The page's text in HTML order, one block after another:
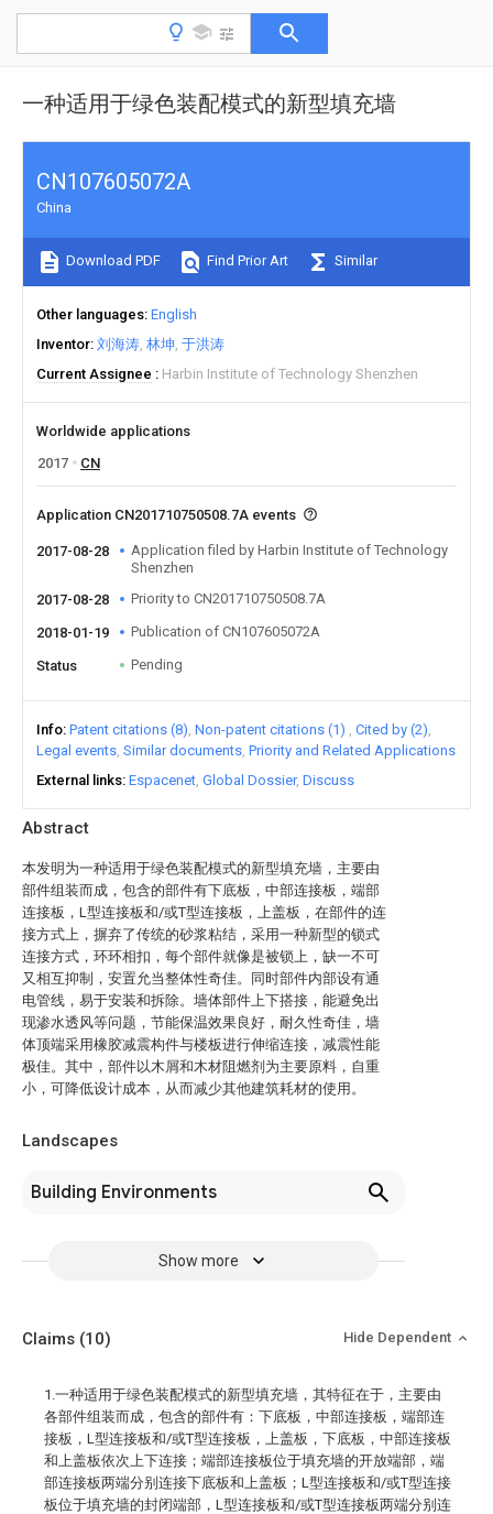
一种适用于绿色装配模式的新型填充墙
Abstract
本发明为一种适用于绿色装配模式的新型填充墙，主要由
部件组装而成，包含的部件有下底板，中部连接板，端部
连接板，L型连接板和/或T型连接板，上盖板，在部件的连
接方式上，摒弃了传统的砂浆粘结，采用一种新型的锁式
连接方式，环环相扣，每个部件就像是被锁上，缺一不可
又相互抑制，安置允当整体性奇佳。同时部件内部设有通
电管线，易于安装和拆除。墙体部件上下搭接，能避免出
现渗水透风等问题，节能保温效果良好，耐久性奇佳，墙
体顶端采用橡胶减震构件与楼板进行伸缩连接，减震性能
极佳。其中，部件以木屑和木材阻燃剂为主要原料，自重
小，可降低设计成本，从而减少其他建筑耗材的使用。
Landscapes
Building Environments
Show more
CN107605072A
China
Download PDF Find Prior Art Similar
Other languages English
Inventor 刘海涛 林坤 于洪涛
Current Assignee
Harbin Institute of Technology Shenzhen
Worldwide applications
2017
CN
Application CN201710750508.7A events
2017-08-28
Application filed by Harbin Institute of Technology
Shenzhen
2017-08-28
Priority to CN201710750508.7A
2018-01-19 Publication of CN107605072A
Status Pending
Info Patent citations (8) Non-patent citations (1)
Cited by (2)
Legal events Similar documents Priority and Related Applications
External links Espacenet Global Dossier Discuss
Claims (10) Hide Dependent
1.一种适用于绿色装配模式的新型填充墙，其特征在于，主要由
各部件组装而成，包含的部件有：下底板，中部连接板，端部连
接板，L型连接板和/或T型连接板，上盖板，下底板，中部连接板
和上盖板依次上下连接；端部连接板位于填充墙的开放端部，端
部连接板两端分别连接下底板和上盖板；L型连接板和/或T型连接
板位于填充墙的封闭端部，L型连接板和/或T型连接板两端分别连